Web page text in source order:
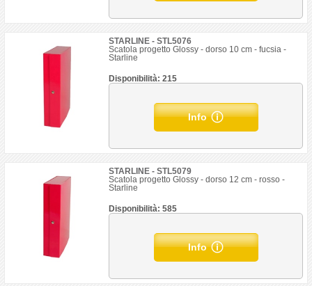
STARLINE - STL5076
Scatola progetto Glossy - dorso 10 cm - fucsia -
Starline
Disponibilità: 215
Info
STARLINE - STL5079
Scatola progetto Glossy - dorso 12 cm - rosso -
Starline
Disponibilità: 585
Info